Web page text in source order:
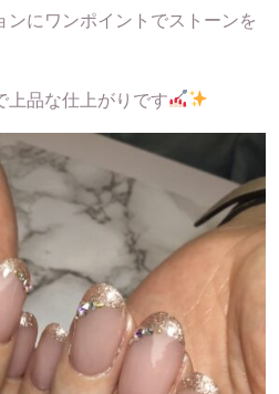
ンにワンポイントでストーンを
上品な仕上がりです